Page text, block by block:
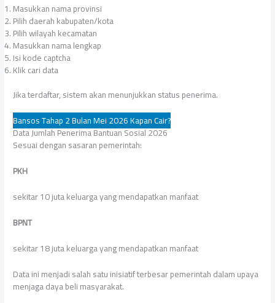
Masukkan nama provinsi
Pilih daerah kabupaten/kota
Pilih wilayah kecamatan
Masukkan nama lengkap
Isi kode captcha
Klik cari data
Jika terdaftar, sistem akan menunjukkan status penerima.
Bansos Tahap 2 Bulan Mei 2026 Kapan Cair?
Data Jumlah Penerima Bantuan Sosial 2026
Sesuai dengan sasaran pemerintah:
PKH
sekitar 10 juta keluarga yang mendapatkan manfaat
BPNT
sekitar 18 juta keluarga yang mendapatkan manfaat
Data ini menjadi salah satu inisiatif terbesar pemerintah dalam upaya
menjaga daya beli masyarakat.